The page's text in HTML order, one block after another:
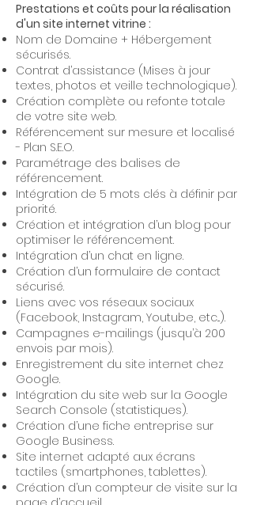
Prestations et coûts pour la réalisation
d'un site internet vitrine :
Nom de Domaine + Hébergement
sécurisés.
Contrat d’assistance (Mises à jour
textes, photos et veille technologique).
Création complète ou refonte totale
de votre site web.
Référencement sur mesure et localisé
- Plan S.E.O.
Paramétrage des balises de
référencement.
Intégration de 5 mots clés à définir par
priorité.
Création et intégration d’un blog pour
optimiser le référencement.
Intégration d’un chat en ligne.
Création d’un formulaire de contact
sécurisé.
Liens avec vos réseaux sociaux
(Facebook, Instagram, Youtube, etc...).
Campagnes e-mailings (jusqu’à 200
envois par mois).
Enregistrement du site internet chez
Google.
Intégration du site web sur la Google
Search Console (statistiques).
Création d’une fiche entreprise sur
Google Business.
Site internet adapté aux écrans
tactiles (smartphones, tablettes).
Création d’un compteur de visite sur la